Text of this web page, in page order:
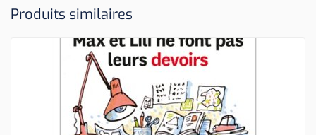
Produits similaires